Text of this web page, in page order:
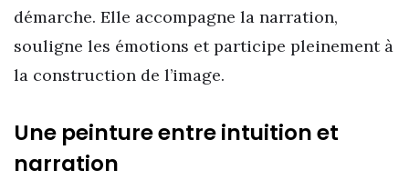
démarche. Elle accompagne la narration,
souligne les émotions et participe pleinement à
la construction de l’image.
Une peinture entre intuition et
narration